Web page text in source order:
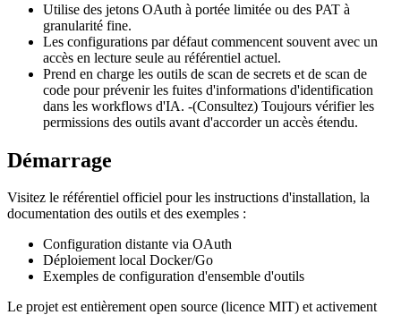
Utilise des jetons OAuth à portée limitée ou des PAT à
granularité fine.
Les configurations par défaut commencent souvent avec un
accès en lecture seule au référentiel actuel.
Prend en charge les outils de scan de secrets et de scan de
code pour prévenir les fuites d'informations d'identification
dans les workflows d'IA. -(Consultez) Toujours vérifier les
permissions des outils avant d'accorder un accès étendu.
Démarrage
Visitez le référentiel officiel pour les instructions d'installation, la
documentation des outils et des exemples :
Configuration distante via OAuth
Déploiement local Docker/Go
Exemples de configuration d'ensemble d'outils
Le projet est entièrement open source (licence MIT) et activement